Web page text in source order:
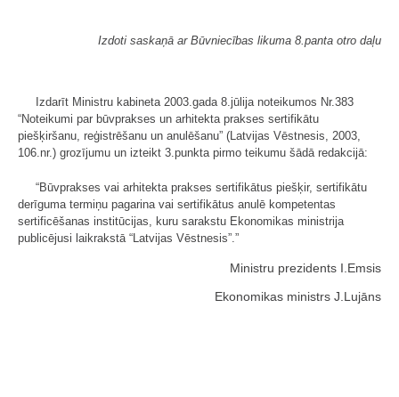
Izdoti saskaņā ar Būvniecības likuma 8.panta otro daļu
Izdarīt Ministru kabineta 2003.gada 8.jūlija noteikumos Nr.383
“Noteikumi par būvprakses un arhitekta prakses sertifikātu
piešķiršanu, reģistrēšanu un anulēšanu” (Latvijas Vēstnesis, 2003,
106.nr.) grozījumu un izteikt 3.punkta pirmo teikumu šādā redakcijā:
“Būvprakses vai arhitekta prakses sertifikātus piešķir, sertifikātu
derīguma termiņu pagarina vai sertifikātus anulē kompetentas
sertificēšanas institūcijas, kuru sarakstu Ekonomikas ministrija
publicējusi laikrakstā “Latvijas Vēstnesis”.”
Ministru prezidents I.Emsis
Ekonomikas ministrs J.Lujāns